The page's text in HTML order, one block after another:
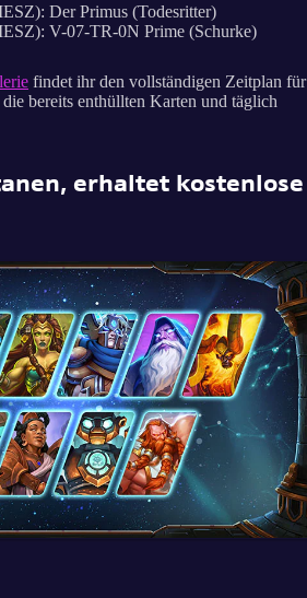
Der Primus (Todesritter)
V-07-TR-0N Prime (Schurke)
findet ihr den vollständigen Zeitplan für
bereits enthüllten Karten und täglich
erhaltet kostenlose